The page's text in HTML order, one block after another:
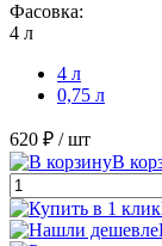
Фасовка:
4 л
4 л
0,75 л
620 ₽ / шт
В